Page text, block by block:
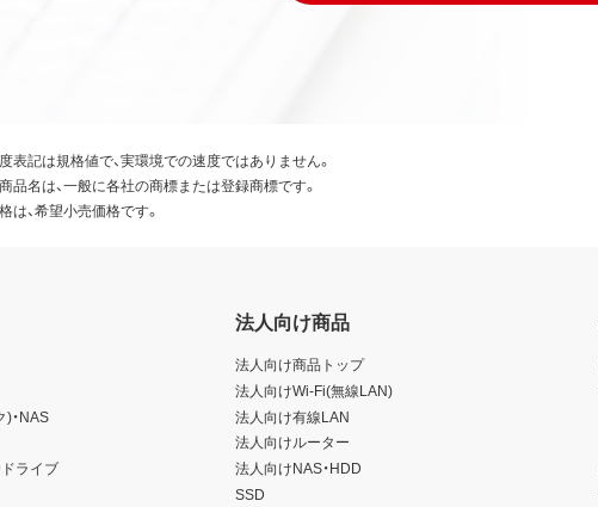
記は規格値で、実環境での速度ではありません。
名は、一般に各社の商標または登録商標です。
、希望小売価格です。
・NAS
ライブ
法人向け商品
法人向け商品トップ
法人向けWi-Fi(無線LAN)
法人向け有線LAN
法人向けルーター
法人向けNAS・HDD
SSD